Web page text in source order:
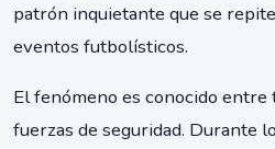
patrón inquietante que se
eventos futbolísticos.
El fenómeno es conocido entre
fuerzas de seguridad. Durante